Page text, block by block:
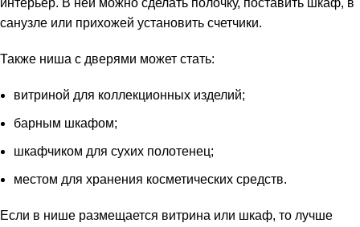
санузле или прихожей установить счетчики.
Также ниша с дверями может стать:
витриной для коллекционных изделий;
барным шкафом;
шкафчиком для сухих полотенец;
местом для хранения косметических средств.
Если в нише размещается витрина или шкаф, то лучше